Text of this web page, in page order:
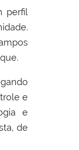
perfil
e
e
de